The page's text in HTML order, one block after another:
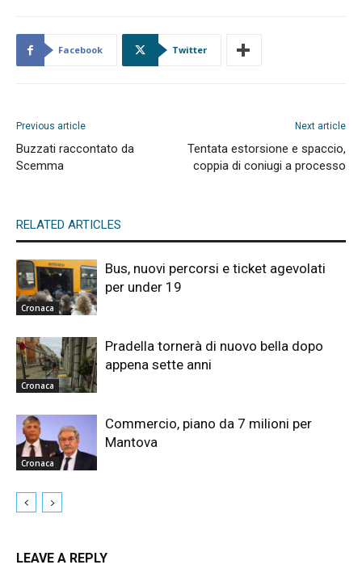
Facebook Twitter
Previous article
Buzzati raccontato da
Scemma
Next article
Tentata estorsione e spaccio,
coppia di coniugi a processo
RELATED ARTICLES
Cronaca
Bus, nuovi percorsi e ticket agevolati
per under 19
Cronaca
Pradella tornerà di nuovo bella dopo
appena sette anni
Cronaca
Commercio, piano da 7 milioni per
Mantova
LEAVE A REPLY